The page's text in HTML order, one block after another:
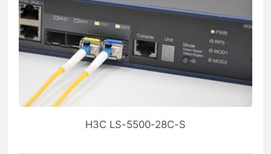
H3C LS-5500-28C-S